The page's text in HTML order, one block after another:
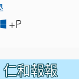
+P
仁和報報